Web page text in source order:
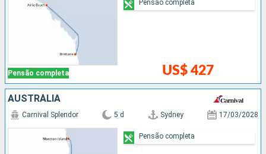
Pensão completa US$ 427
Pensão completa
AUSTRÁLIA
Carnival Splendor 5 d Sydney 17/03/2028
Pensão completa